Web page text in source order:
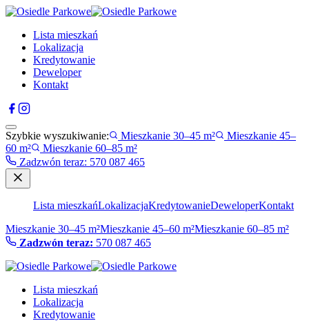
Lista mieszkań
Lokalizacja
Kredytowanie
Deweloper
Kontakt
Szybkie wyszukiwanie: Mieszkanie 30–45 m²
Mieszkanie 45–
60 m²
Mieszkanie 60–85 m²
Zadzwón teraz: 570 087 465
Lista mieszkańLokalizacjaKredytowanieDeweloperKontakt
Mieszkanie 30–45 m²Mieszkanie 45–60 m²Mieszkanie 60–85 m²
Zadzwón teraz: 570 087 465
Lista mieszkań
Lokalizacja
Kredytowanie